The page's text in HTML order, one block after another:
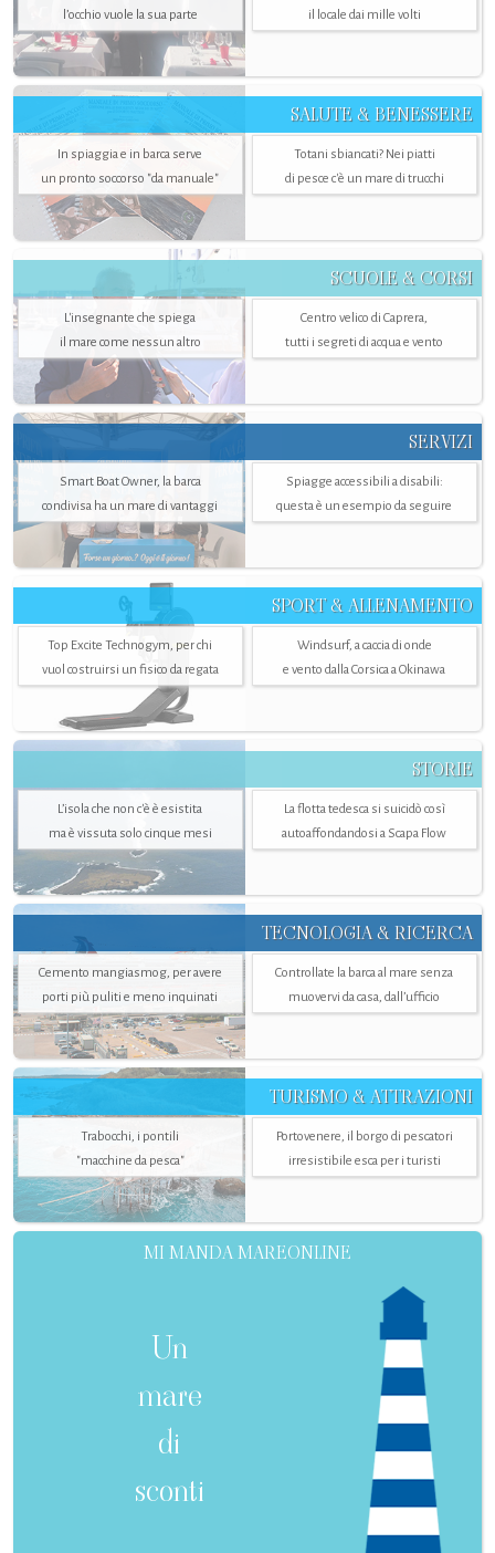
l’occhio vuole la sua parte il locale dai mille volti
SALUTE & BENESSERE
In spiaggia e in barca serve
un pronto soccorso "da manuale"
Totani sbiancati? Nei piatti
di pesce c'è un mare di trucchi
SCUOLE & CORSI
L'insegnante che spiega
il mare come nessun altro
Centro velico di Caprera,
tutti i segreti di acqua e vento
SERVIZI
Smart Boat Owner, la barca
condivisa ha un mare di vantaggi
Spiagge accessibili a disabili:
questa è un esempio da seguire
SPORT & ALLENAMENTO
Top Excite Technogym, per chi
vuol costruirsi un fisico da regata
Windsurf, a caccia di onde
e vento dalla Corsica a Okinawa
STORIE
L’isola che non c'è è esistita
ma è vissuta solo cinque mesi
La flotta tedesca si suicidò così
autoaffondandosi a Scapa Flow
TECNOLOGIA & RICERCA
Cemento mangiasmog, per avere
porti più puliti e meno inquinati
Controllate la barca al mare senza
muovervi da casa, dall’ufficio
TURISMO & ATTRAZIONI
Trabocchi, i pontili
"macchine da pesca"
Portovenere, il borgo di pescatori
irresistibile esca per i turisti
MI MANDA MAREONLINE
Un
mare
di
sconti